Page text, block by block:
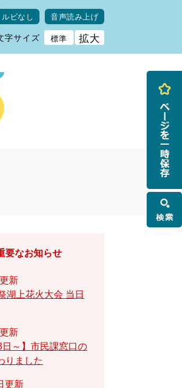
ルビなし 音声読み上げ
字サイズ 標準 拡大
要なお知らせ
新
湖上花火大会 当日
新
日～】市民課窓口の
りました
更新